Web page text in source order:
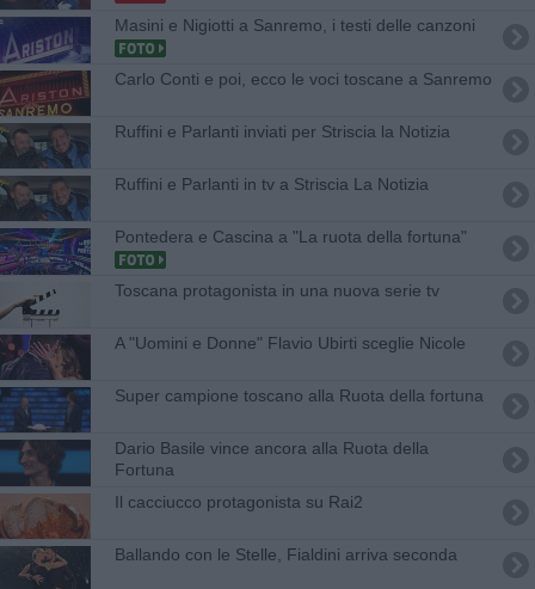
Masini e Nigiotti a Sanremo, i testi delle canzoni
Carlo Conti e poi, ecco le voci toscane a Sanremo
Ruffini e Parlanti inviati per Striscia la Notizia
Ruffini e Parlanti in tv a Striscia La Notizia
Pontedera e Cascina a "La ruota della fortuna"
Toscana protagonista in una nuova serie tv
A "Uomini e Donne" Flavio Ubirti sceglie Nicole
Super campione toscano alla Ruota della fortuna
Dario Basile vince ancora alla Ruota della
Fortuna
Il cacciucco protagonista su Rai2
Ballando con le Stelle, Fialdini arriva seconda